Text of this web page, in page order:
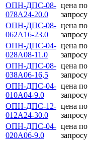
ОПН-ДПС-08-
078А24-20.0
цена по
запросу
ОПН-ДПС-08-
062А16-23.0
цена по
запросу
ОПН-ДПС-04-
028А08-11.0
цена по
запросу
ОПН-ДПС-08-
038А06-16,5
цена по
запросу
ОПН-ДПС-04-
010А04-9.0
цена по
запросу
ОПН-ДПС-12-
012А24-30.0
цена по
запросу
ОПН-ДПС-04-
020А06-9.0
цена по
запросу